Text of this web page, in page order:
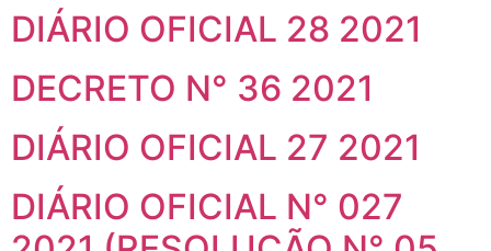
DIÁRIO OFICIAL 28 2021
DECRETO N° 36 2021
DIÁRIO OFICIAL 27 2021
DIÁRIO OFICIAL N° 027